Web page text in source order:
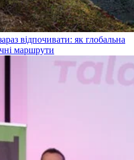
відпочивати: як глобальна
маршрути